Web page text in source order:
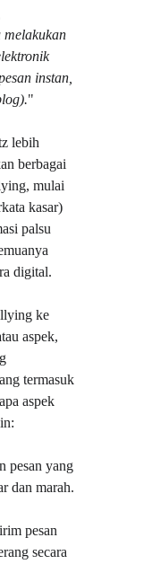
melakukan
instan,
"
lebih
berbagai
mulai
kasar)
palsu
digital.
ke
aspek,
termasuk
aspek
pesan yang
dan marah.
pesan
secara